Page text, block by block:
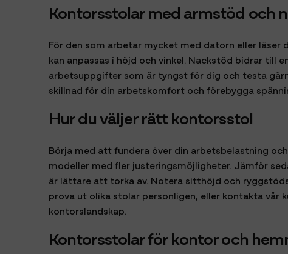
Kontorsstolar med armstöd och
För den som arbetar mycket med datorn eller
kan anpassas i höjd och vinkel. Nackstöd bidrar till
arbetsuppgifter som är tyngst för dig och testa
skillnad för din arbetskomfort och förebygga
Hur du väljer rätt kontorsstol
Börja med att fundera över din arbetsbelastning
modeller med fler justeringsmöjligheter. Jämför
är lättare att torka av. Notera sitthöjd och
prova ut olika stolar personligen, eller kontakta
kontorslandskap.
Kontorsstolar för kontor och